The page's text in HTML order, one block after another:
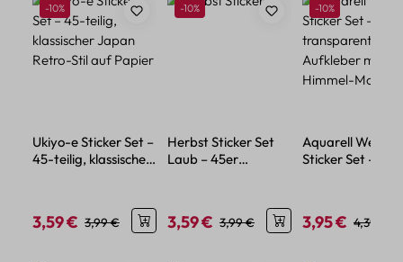
Rabatt
-10%
Ukiyo-e Sticker Set –
45-teilig, klassischer
Verkaufspreis:
3,59 € Regulärer Preis:
3,99 €
Rabatt
-10%
Herbst Sticker Set
Laub – 45er
Verkaufspreis:
3,59 € Regulärer Preis:
3,99 €
Rabatt
-10%
Aquarell Wetter
Sticker Set – 50
Verkaufspreis:
3,95 € 4,39 €